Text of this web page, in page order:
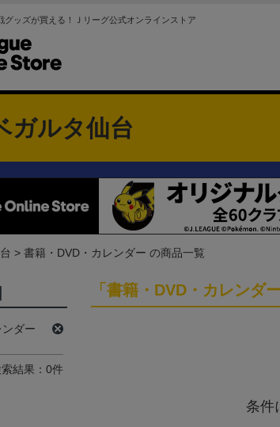
グッズが買える！Ｊリーグ公式オンラインストア
ガルタ仙台
書籍・DVD・カレンダー の商品一覧
「書籍・DVD・カレンダ
条件
ダー
結果：0件